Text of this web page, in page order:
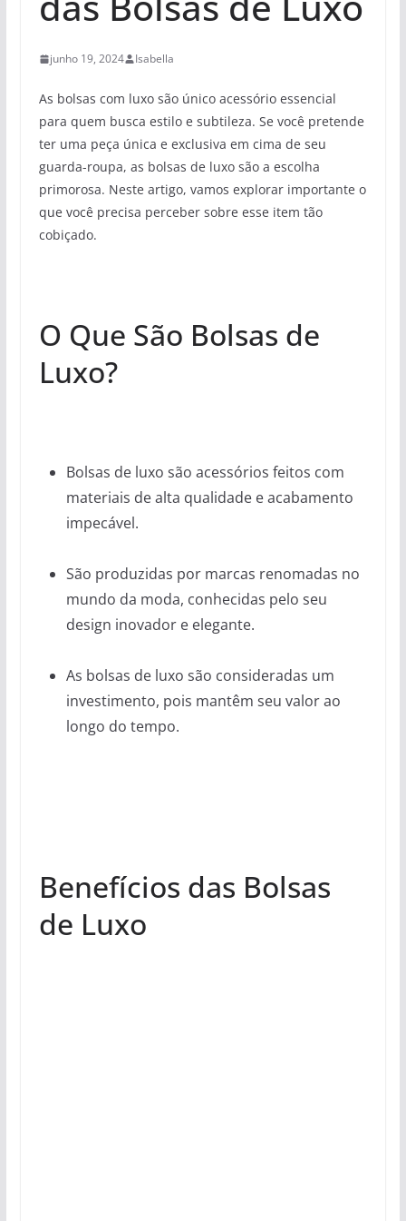
junho 19, 2024 Isabella
As bolsas com luxo são único acessório essencial
para quem busca estilo e subtileza. Se você pretende
ter uma peça única e exclusiva em cima de seu
guarda-roupa, as bolsas de luxo são a escolha
primorosa. Neste artigo, vamos explorar importante o
que você precisa perceber sobre esse item tão
cobiçado.
O Que São Bolsas de
Luxo?
Bolsas de luxo são acessórios feitos com
materiais de alta qualidade e acabamento
impecável.
São produzidas por marcas renomadas no
mundo da moda, conhecidas pelo seu
design inovador e elegante.
As bolsas de luxo são consideradas um
investimento, pois mantêm seu valor ao
longo do tempo.
Benefícios das Bolsas
de Luxo